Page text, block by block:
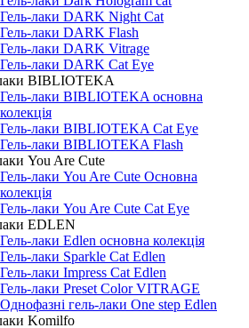
Гель-лаки DARK Night Cat
Гель-лаки DARK Flash
Гель-лаки DARK Vitrage
Гель-лаки DARK Cat Eye
BIBLIOTEKA
Гель-лаки BIBLIOTEKA основна
колекція
Гель-лаки BIBLIOTEKA Cat Eye
Гель-лаки BIBLIOTEKA Flash
You Are Cute
Гель-лаки You Are Cute Основна
колекція
Гель-лаки You Are Cute Cat Eye
EDLEN
Гель-лаки Edlen основна колекція
Гель-лаки Sparkle Cat Edlen
Гель-лаки Impress Cat Edlen
Гель-лаки Preset Color VITRAGE
Однофазні гель-лаки One step Edlen
Komilfo